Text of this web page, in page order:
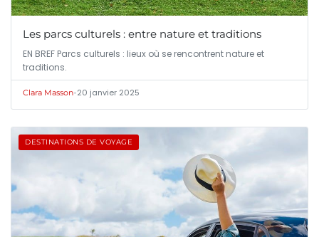
Les parcs culturels : entre nature et traditions
EN BREF Parcs culturels : lieux où se rencontrent nature et
traditions.
Clara Masson•20 janvier 2025
DESTINATIONS DE VOYAGE